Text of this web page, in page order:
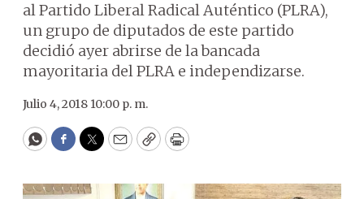
al Partido Liberal Radical Auténtico (PLRA),
un grupo de diputados de este partido
decidió ayer abrirse de la bancada
mayoritaria del PLRA e independizarse.
Julio 4, 2018 10:00 p. m.
WhatsApp
Facebook
Twitter
EmailCopyPrint